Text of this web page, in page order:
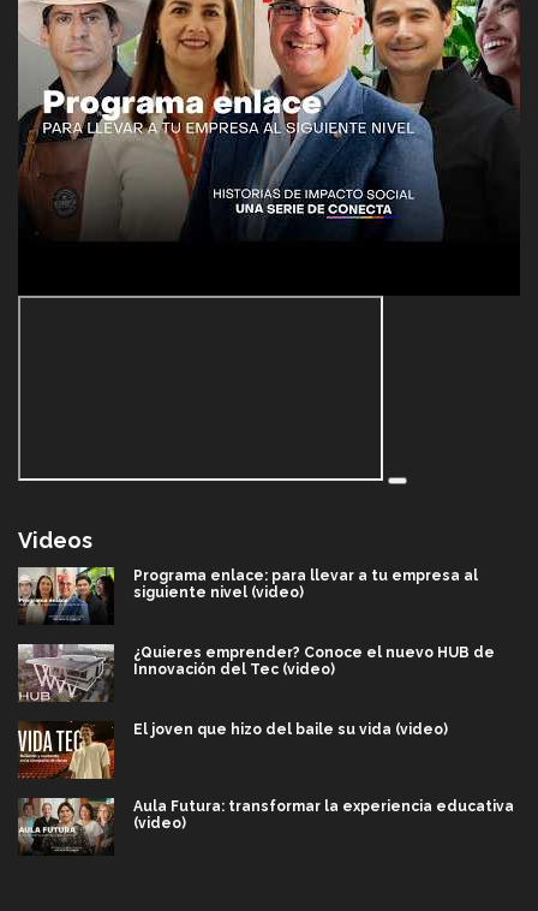
Videos
Programa enlace: para llevar a tu empresa al
siguiente nivel (video)
¿Quieres emprender? Conoce el nuevo HUB de
Innovación del Tec (video)
El joven que hizo del baile su vida (video)
Aula Futura: transformar la experiencia educativa
(video)